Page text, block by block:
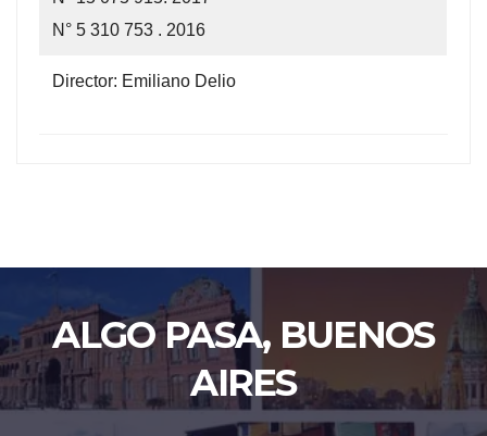
N° 5 310 753 . 2016
Director: Emiliano Delio
ALGO PASA, BUENOS
AIRES